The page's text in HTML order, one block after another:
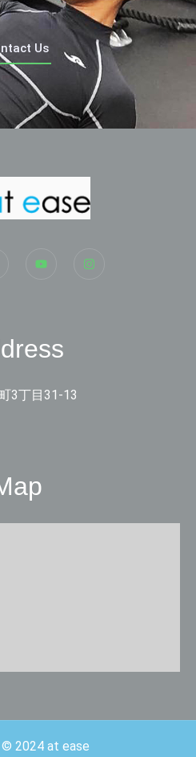
Us
3丁目31-13
2024 at ease